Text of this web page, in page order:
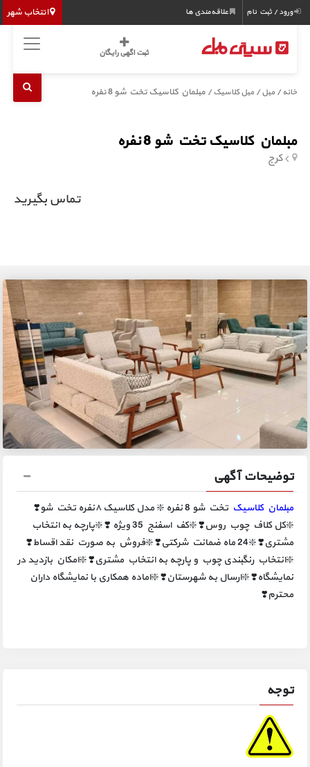
انتخاب شهر ورود / ثبت نام علاقه‌مندی ها
ثبت اگهی رایگان
خانه /مبل/مبل کلاسیک/ مبلمان کلاسیک تخت شو 8 نفره
مبلمان کلاسیک تخت شو 8 نفره
کرج
تماس بگیرید
توضیحات آگهی
مبلمان کلاسیک
تخت شو 8 نفره ❇️ مدل کلاسیک ۸نفره تخت شو❣️
❇️کل کلاف چوب روس❣️ ❇️کف اسفنج 35 ویژه ❣️ ❇️پارچه به انتخاب
مشتری❣️ ❇️24 ماه ضمانت شرکتی❣️ ❇️فروش به صورت نقد اقساط❣️
❇️انتخاب رنگبندی چوب و پارچه به انتخاب مشتری❣️ ❇️امکان بازدید در
نمایشگاه❣️ ❇️ارسال به شهرستان❣️ ❇️اماده همکاری با نمایشگاه داران
محترم❣️
توجه